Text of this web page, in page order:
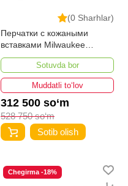
(0 Sharhlar)
Перчатки с кожаными
вставками Milwaukee
XXL/10
Sotuvda bor
Muddatli to‘lov
312 500 so‘m
528 750 so‘m
Sotib olish
Chegirma -18%